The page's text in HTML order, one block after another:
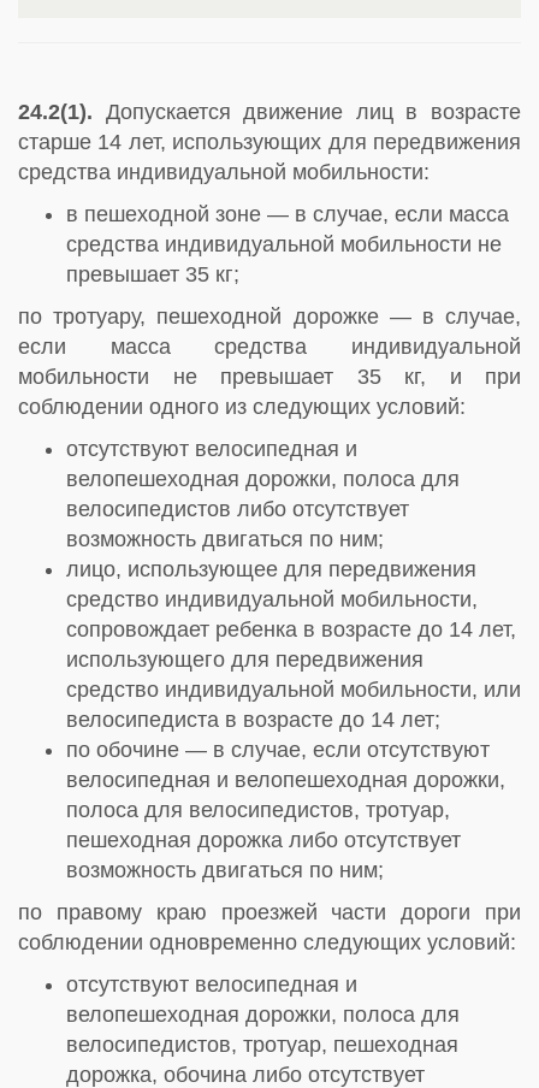
24.2(1). Допускается движение лиц в возрасте
старше 14 лет, использующих для передвижения
средства индивидуальной мобильности:
в пешеходной зоне — в случае, если масса
средства индивидуальной мобильности не
превышает 35 кг;
по тротуару, пешеходной дорожке — в случае,
если масса средства индивидуальной
мобильности не превышает 35 кг, и при
соблюдении одного из следующих условий:
отсутствуют велосипедная и
велопешеходная дорожки, полоса для
велосипедистов либо отсутствует
возможность двигаться по ним;
лицо, использующее для передвижения
средство индивидуальной мобильности,
сопровождает ребенка в возрасте до 14 лет,
использующего для передвижения
средство индивидуальной мобильности, или
велосипедиста в возрасте до 14 лет;
по обочине — в случае, если отсутствуют
велосипедная и велопешеходная дорожки,
полоса для велосипедистов, тротуар,
пешеходная дорожка либо отсутствует
возможность двигаться по ним;
по правому краю проезжей части дороги при
соблюдении одновременно следующих условий:
отсутствуют велосипедная и
велопешеходная дорожки, полоса для
велосипедистов, тротуар, пешеходная
дорожка, обочина либо отсутствует